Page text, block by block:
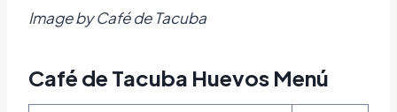
Image by Café de Tacuba
Café de Tacuba Huevos Menú